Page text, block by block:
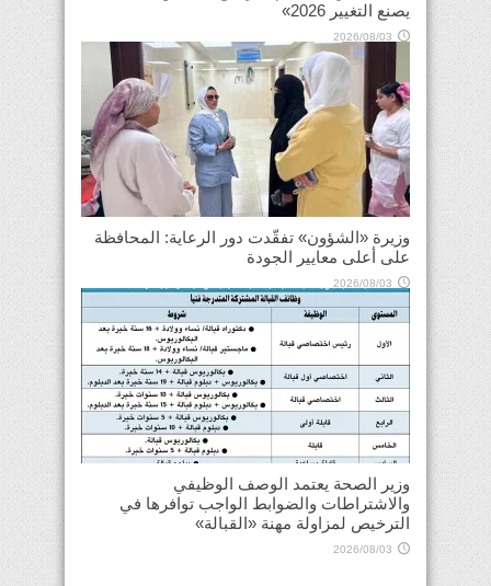
يصنع التغيير 2026»
2026/08/03
وزيرة «الشؤون» تفقّدت دور الرعاية: المحافظة
على أعلى معايير الجودة
2026/08/03
وزير الصحة يعتمد الوصف الوظيفي
والاشتراطات والضوابط الواجب توافرها في
الترخيص لمزاولة مهنة «القبالة»
2026/08/03